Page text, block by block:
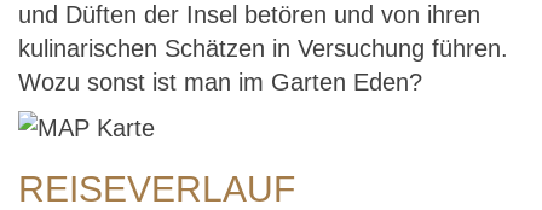
und Düften der Insel betören und von ihren
kulinarischen Schätzen in Versuchung führen.
Wozu sonst ist man im Garten Eden?
REISEVERLAUF